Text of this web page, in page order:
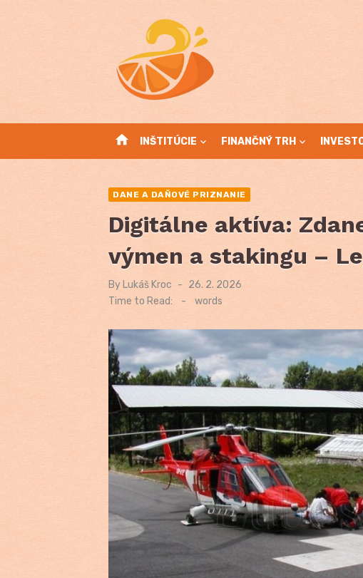
home INŠTITÚCIE FINANČNÝ TRH
DANE A DAŇOVÉ PRIZNANIE
Digitálne aktíva:
výmen a stakingu –
By Lukáš Kroc
Posted
on
26. 2. 2026
Time to Read:
- words